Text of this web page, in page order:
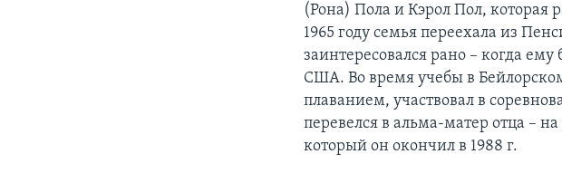
(Рона) Пола и Кэрол Пол, которая
1965 году семья переехала из
заинтересовался рано – когда ему
США. Во время учебы в
плаванием, участвовал в
перевелся в альма-матер отца –
который он окончил в 1988 г.